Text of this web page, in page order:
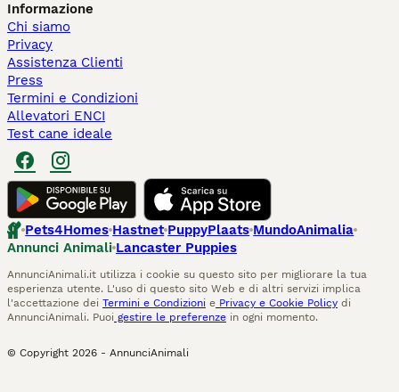
Informazione
Chi siamo
Privacy
Assistenza Clienti
Press
Termini e Condizioni
Allevatori ENCI
Test cane ideale
Pets4Homes Hastnet PuppyPlaats MundoAnimalia
Annunci Animali Lancaster Puppies
AnnunciAnimali.it utilizza i cookie su questo sito per migliorare la tua
esperienza utente. L'uso di questo sito Web e di altri servizi implica
l'accettazione dei Termini e Condizioni e Privacy e Cookie Policy di
AnnunciAnimali. Puoi gestire le preferenze in ogni momento.
© Copyright 2026 - AnnunciAnimali